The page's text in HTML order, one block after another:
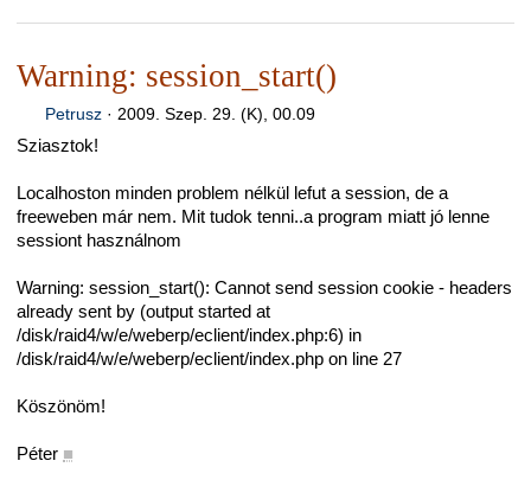
Warning: session_start()
Petrusz· 2009. Szep. 29. (K), 00.09
Sziasztok!
Localhoston minden problem nélkül lefut a session, de a
freeweben már nem. Mit tudok tenni..a program miatt jó lenne
sessiont használnom
Warning: session_start(): Cannot send session cookie - headers
already sent by (output started at
/disk/raid4/w/e/weberp/eclient/index.php:6) in
/disk/raid4/w/e/weberp/eclient/index.php on line 27
Köszönöm!
Péter ■